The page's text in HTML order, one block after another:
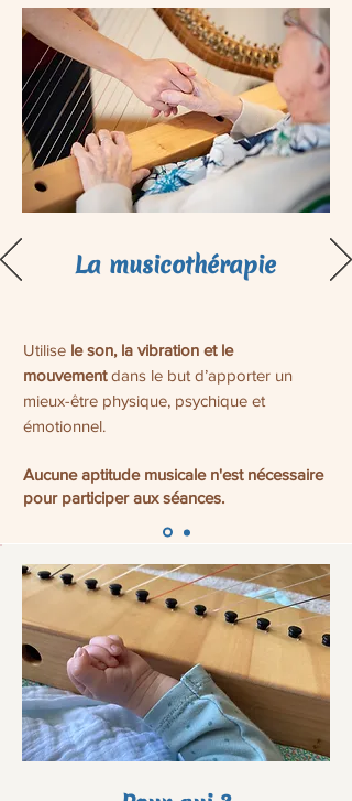
mouvement et en vibrations ... au-delà des
mots !
La musicothérapie
Utilise le son, la vibration et le
mouvementdans le but d’apporter un
mieux-être physique, psychique et
émotionnel.
Aucune aptitude musicale n'est nécessaire
pour participer aux séances.